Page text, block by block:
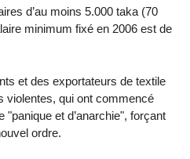
d’au moins 5.000 taka (70
minimum fixé en 2006 est de
et des exportateurs de textile
violentes, qui ont commencé
et d’anarchie", forçant
ordre.